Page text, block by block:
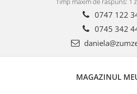
0747 122
0745 342
MAGAZINUL